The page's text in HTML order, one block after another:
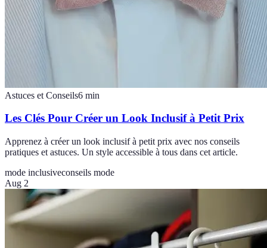
Astuces et Conseils6 min
Les Clés Pour Créer un Look Inclusif à Petit Prix
Apprenez à créer un look inclusif à petit prix avec nos conseils
pratiques et astuces. Un style accessible à tous dans cet article.
mode inclusiveconseils mode
Aug 2